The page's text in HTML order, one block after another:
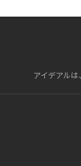
アイデアルは